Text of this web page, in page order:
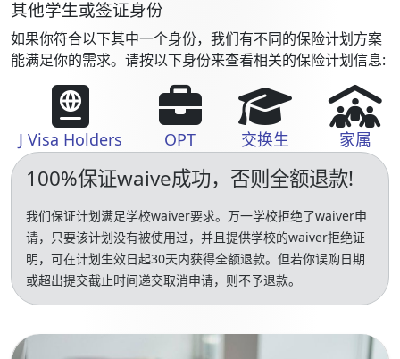
其他学生或签证身份
如果你符合以下其中一个身份，我们有不同的保险计划方案
能满足你的需求。请按以下身份来查看相关的保险计划信息:
J Visa Holders OPT 交换生 家属
100%保证waive成功，否则全额退款!
我们保证计划满足学校waiver要求。万一学校拒绝了waiver申
请，只要该计划没有被使用过，并且提供学校的waiver拒绝证
明，可在计划生效日起30天内获得全额退款。但若你误购日期
或超出提交截止时间递交取消申请，则不予退款。